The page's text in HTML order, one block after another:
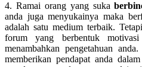
4. Ramai orang yang suka
anda juga menyukainya maka
adalah satu medium terbaik.
forum yang berbentuk
menambahkan pengetahuan
memberikan pendapat anda